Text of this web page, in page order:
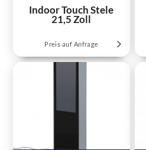
Indoor Touch Stele
21,5 Zoll
Preis auf Anfrage